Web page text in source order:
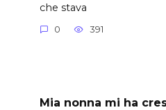
che stava
0 391
Mia nonna mi ha